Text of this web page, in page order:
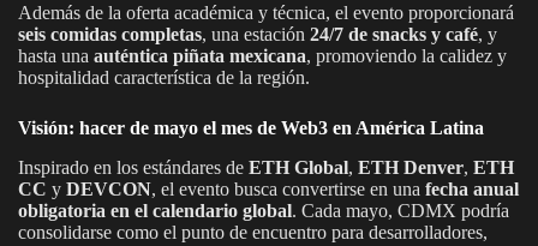
Además de la oferta académica y técnica, el evento proporcionará
seis comidas completas, una estación 24/7 de snacks y café, y
hasta una auténtica piñata mexicana, promoviendo la calidez y
hospitalidad característica de la región.
Visión: hacer de mayo el mes de Web3 en América Latina
Inspirado en los estándares de ETH Global, ETH Denver, ETH
CC y DEVCON, el evento busca convertirse en una fecha anual
obligatoria en el calendario global. Cada mayo, CDMX podría
consolidarse como el punto de encuentro para desarrolladores,